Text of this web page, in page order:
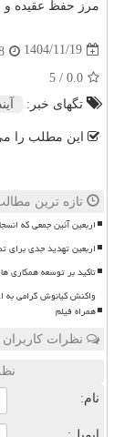
مرز حفظ عقیده
1404/11/19
0.0
/ 5
تگهای خبر:
این مطلب را
تازه ترین
اربعین آئین جمعی که
اربعین تهدید جدی
تاکید بر توسعه همکاری
واکنش کیانوش گرامی به
همراه فیلم
نظرات
نام: